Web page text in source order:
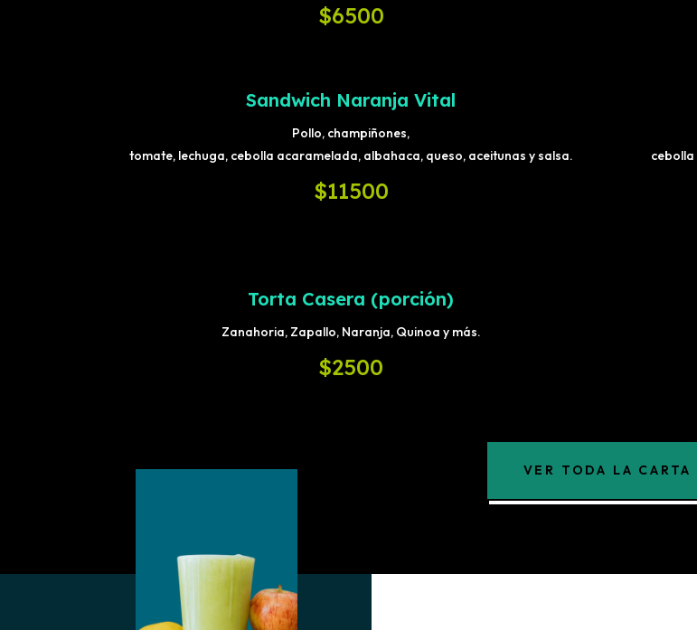
$6500
Sandwich Naranja Vital
Pollo, champiñones,
tomate, lechuga, cebolla acaramelada, albahaca, queso, aceitunas y salsa.
$11500
Torta Casera (porción)
Zanahoria, Zapallo, Naranja, Quinoa y más.
$2500
VER TODA LA CARTA